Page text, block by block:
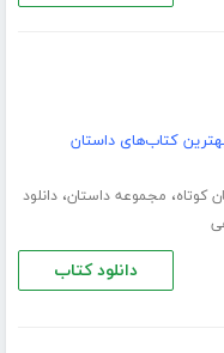
بهترین کتاب‌های داستان
کوتاه، مجموعه داستان،دانلود
دانلود کتاب